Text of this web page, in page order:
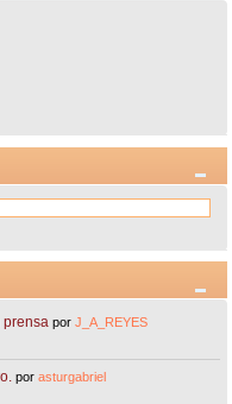
prensa porJ_A_REYES
porasturgabriel